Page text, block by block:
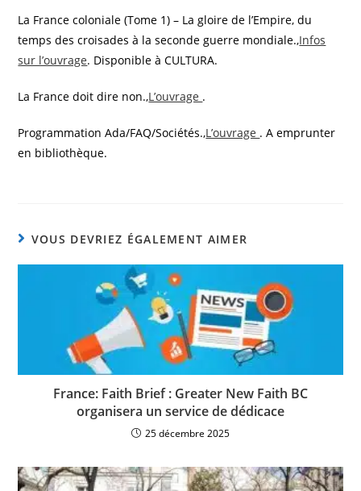
La France coloniale (Tome 1) – La gloire de l’Empire, du
temps des croisades à la seconde guerre mondiale.,Infos
sur l’ouvrage. Disponible à CULTURA.
La France doit dire non.,L’ouvrage .
Programmation Ada/FAQ/Sociétés.,L’ouvrage . A emprunter
en bibliothèque.
VOUS DEVRIEZ ÉGALEMENT AIMER
France: Faith Brief : Greater New Faith BC
organisera un service de dédicace
25 décembre 2025